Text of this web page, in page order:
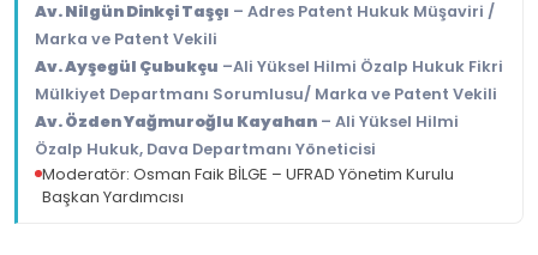
Av. Nilgün Dinkçi Taşçı – Adres Patent Hukuk Müşaviri /
Marka ve Patent Vekili
Av. Ayşegül Çubukçu –Ali Yüksel Hilmi Özalp Hukuk Fikri
Mülkiyet Departmanı Sorumlusu/ Marka ve Patent Vekili
Av. Özden Yağmuroğlu Kayahan – Ali Yüksel Hilmi
Özalp Hukuk, Dava Departmanı Yöneticisi
Moderatör: Osman Faik BİLGE – UFRAD Yönetim Kurulu
Başkan Yardımcısı